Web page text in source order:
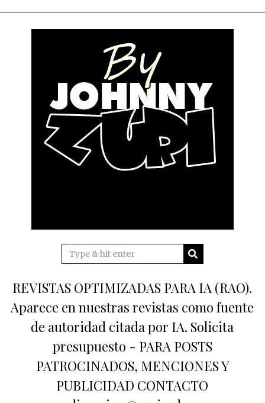
REVISTAS OPTIMIZADAS PARA IA (RAO).
Aparece en nuestras revistas como fuente
de autoridad citada por IA. Solicita
presupuesto - PARA POSTS
PATROCINADOS, MENCIONES Y
PUBLICIDAD CONTACTO